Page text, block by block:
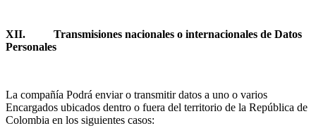
XII.
Transmisiones nacionales o internacionales de Datos
Personales
La compañía Podrá enviar o transmitir datos a uno o varios
Encargados ubicados dentro o fuera del territorio de la República de
Colombia en los siguientes casos: